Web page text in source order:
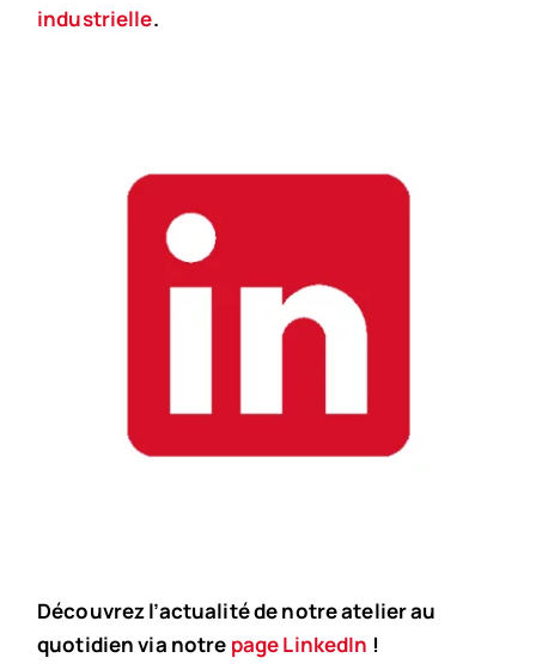
industrielle.
Découvrez l’actualité de notre atelier au
quotidien via notre page LinkedIn !